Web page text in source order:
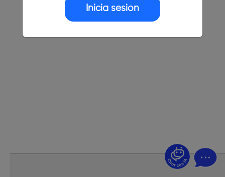
Inicia sesión